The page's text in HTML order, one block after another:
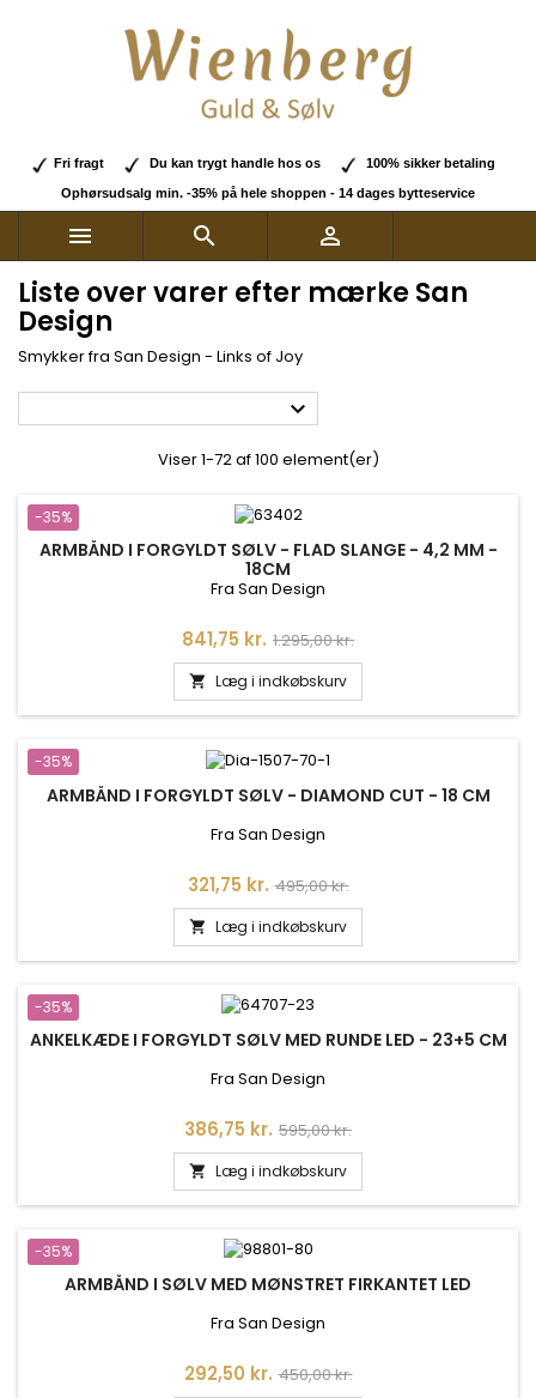
Fri fragt Du kan trygt handle hos os 100% sikker betaling
Ophørsudsalg min. -35% på hele shoppen - 14 dages bytteservice
  
Liste over varer efter mærke San
Design
Smykker fra San Design - Links of Joy

Viser 1-72 af 100 element(er)
-35%
ARMBÅND I FORGYLDT SØLV - FLAD SLANGE - 4,2 MM -
18CM
Fra San Design
Pris
841,75 kr. Normalpris
1.295,00 kr.
 Læg i indkøbskurv
-35%
ARMBÅND I FORGYLDT SØLV - DIAMOND CUT - 18 CM
Fra San Design
Pris
321,75 kr. Normalpris
495,00 kr.
 Læg i indkøbskurv
-35%
ANKELKÆDE I FORGYLDT SØLV MED RUNDE LED - 23+5 CM
Fra San Design
Pris
386,75 kr. Normalpris
595,00 kr.
 Læg i indkøbskurv
-35%
ARMBÅND I SØLV MED MØNSTRET FIRKANTET LED
Fra San Design
Pris
292,50 kr. Normalpris
450,00 kr.